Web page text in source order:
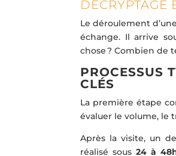
DÉCRYPTAGE
Le déroulement
échange. Il arrive
chose ? Combien de
PROCESSUS
CLÉS
La première étape
évaluer le volume, le
Après la visite, un
réalisé sous24 à